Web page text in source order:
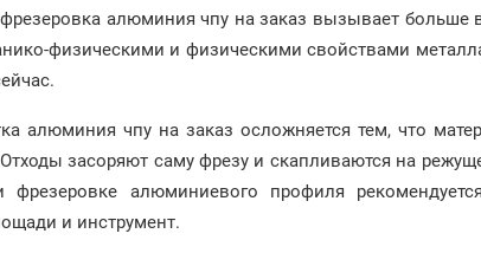
алюминия чпу на заказ вызывает больше
физическими и физическими свойствами
алюминия чпу на заказ осложняется тем, что
засоряют саму фрезу и скапливаются на
алюминиевого профиля
и инструмент.